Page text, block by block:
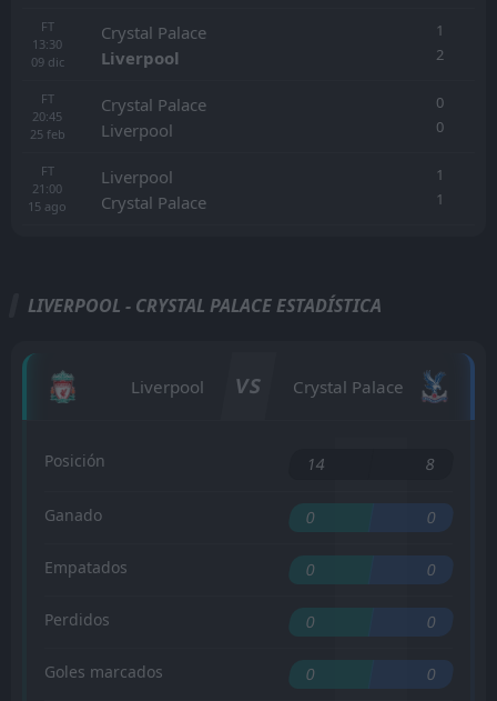
FT
13:30
09 dic
Crystal Palace
Liverpool
1
2
FT
20:45
25 feb
Crystal Palace
Liverpool
0
0
FT
21:00
15 ago
Liverpool
Crystal Palace
1
1
LIVERPOOL - CRYSTAL PALACE ESTADÍSTICA
Liverpool VS Crystal Palace
Posición 14 8
Ganado 0 0
Empatados 0 0
Perdidos 0 0
Goles marcados 0 0